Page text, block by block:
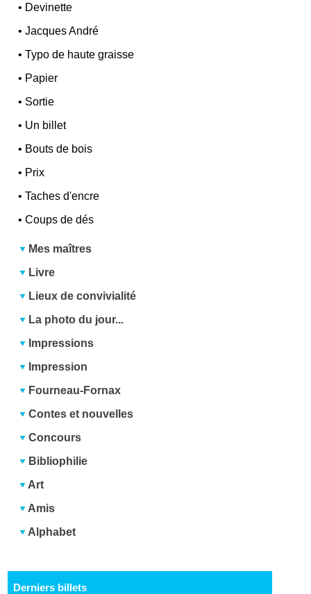
• Devinette
•Jacques André
•Typo de haute graisse
• Papier
• Sortie
• Un billet
• Bouts de bois
• Prix
•Taches d'encre
•Coups de dés
Mes maîtres
Livre
Lieux de convivialité
La photo du jour...
Impressions
Impression
Fourneau-Fornax
Contes et nouvelles
Concours
Bibliophilie
Art
Amis
Alphabet
Derniers billets